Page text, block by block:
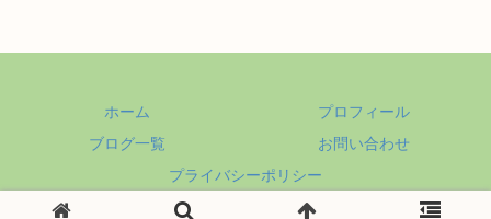
ホーム
プロフィール
ブログ一覧
お問い合わせ
プライバシーポリシー
© 2025 ちょっぴりオーナー気分.